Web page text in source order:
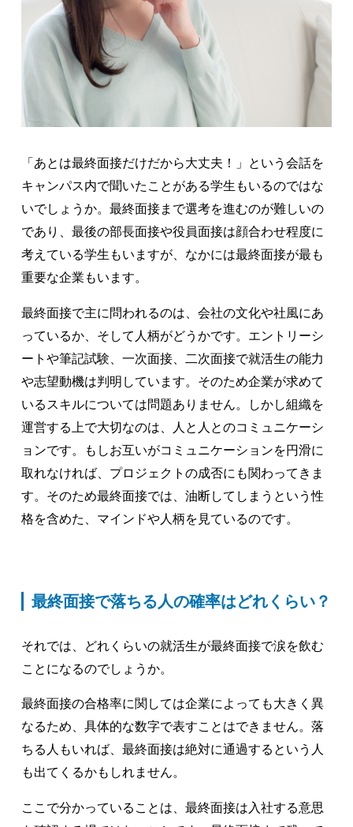
「あとは最終面接だけだから大丈夫！」という会話を
キャンパス内で聞いたことがある学生もいるのではな
いでしょうか。最終面接まで選考を進むのが難しいの
であり、最後の部長面接や役員面接は顔合わせ程度に
考えている学生もいますが、なかには最終面接が最も
重要な企業もいます。
最終面接で主に問われるのは、会社の文化や社風にあ
っているか、そして人柄がどうかです。エントリーシ
ートや筆記試験、一次面接、二次面接で就活生の能力
や志望動機は判明しています。そのため企業が求めて
いるスキルについては問題ありません。しかし組織を
運営する上で大切なのは、人と人とのコミュニケーシ
ョンです。もしお互いがコミュニケーションを円滑に
取れなければ、プロジェクトの成否にも関わってきま
す。そのため最終面接では、油断してしまうという性
格を含めた、マインドや人柄を見ているのです。
最終面接で落ちる人の確率はどれくらい？
それでは、どれくらいの就活生が最終面接で涙を飲む
ことになるのでしょうか。
最終面接の合格率に関しては企業によっても大きく異
なるため、具体的な数字で表すことはできません。落
ちる人もいれば、最終面接は絶対に通過するという人
も出てくるかもしれません。
ここで分かっていることは、最終面接は入社する意思